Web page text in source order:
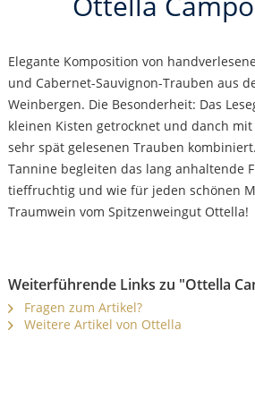
Elegante Komposition von
und Cabernet-Sauvignon-Trauben aus
Weinbergen. Die Besonderheit: Das
kleinen Kisten getrocknet und danch
sehr spät gelesenen Trauben
Tannine begleiten das lang anhaltende
tieffruchtig und wie für jeden schönen
Traumwein vom Spitzenweingut Ottella!
Weiterführende Links zu "Ottella
Fragen zum Artikel?
Weitere Artikel von Ottella